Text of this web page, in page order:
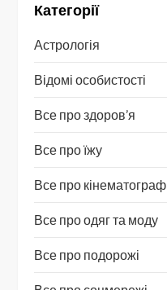
Категорії
Астрологія
Відомі особистості
Все про здоров’я
Все про їжу
Все про кінематограф
Все про одяг та моду
Все про подорожі